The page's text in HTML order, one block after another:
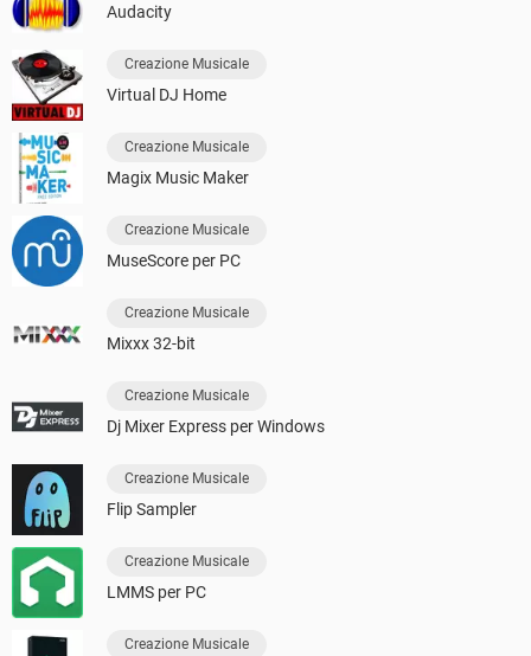
Audacity
Creazione Musicale
Virtual DJ Home
Creazione Musicale
Magix Music Maker
Creazione Musicale
MuseScore per PC
Creazione Musicale
Mixxx 32-bit
Creazione Musicale
Dj Mixer Express per Windows
Creazione Musicale
Flip Sampler
Creazione Musicale
LMMS per PC
Creazione Musicale